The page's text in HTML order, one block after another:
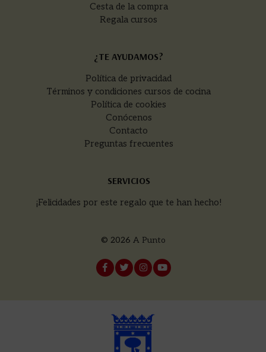
Cesta de la compra
Regala cursos
¿TE AYUDAMOS?
Política de privacidad
Términos y condiciones cursos de cocina
Política de cookies
Conócenos
Contacto
Preguntas frecuentes
SERVICIOS
¡Felicidades por este regalo que te han hecho!
© 2026 A Punto